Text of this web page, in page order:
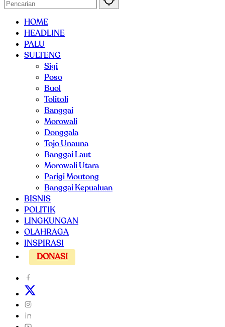
HOME
HEADLINE
PALU
SULTENG
Sigi
Poso
Buol
Tolitoli
Banggai
Morowali
Donggala
Tojo Unauna
Banggai Laut
Morowali Utara
Parigi Moutong
Banggai Kepualuan
BISNIS
POLITIK
LINGKUNGAN
OLAHRAGA
INSPIRASI
DONASI